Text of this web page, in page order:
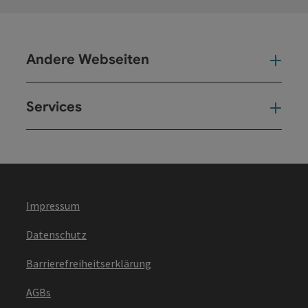
Andere Webseiten
Services
Impressum
Datenschutz
Barrierefreiheitserklärung
AGBs